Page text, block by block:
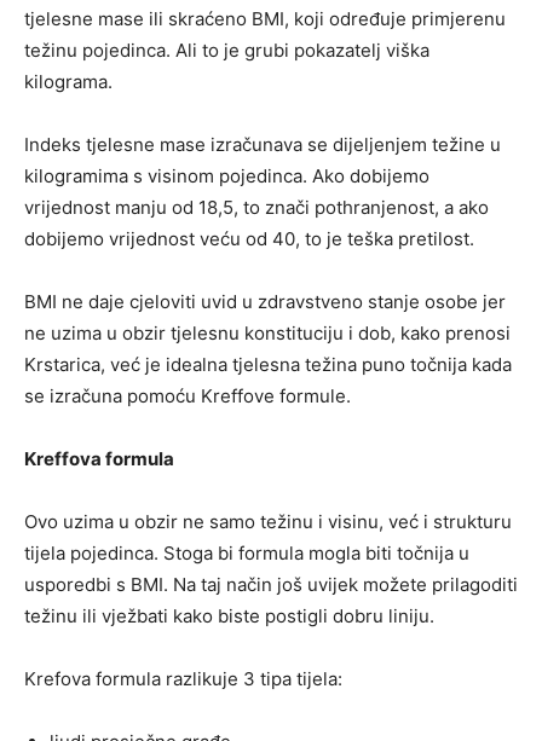
tjelesne mase ili skraćeno BMI, koji određuje primjerenu
težinu pojedinca. Ali to je grubi pokazatelj viška
kilograma.
Indeks tjelesne mase izračunava se dijeljenjem težine u
kilogramima s visinom pojedinca. Ako dobijemo
vrijednost manju od 18,5, to znači pothranjenost, a ako
dobijemo vrijednost veću od 40, to je teška pretilost.
BMI ne daje cjeloviti uvid u zdravstveno stanje osobe jer
ne uzima u obzir tjelesnu konstituciju i dob, kako prenosi
Krstarica, već je idealna tjelesna težina puno točnija kada
se izračuna pomoću Kreffove formule.
Kreffova formula
Ovo uzima u obzir ne samo težinu i visinu, već i strukturu
tijela pojedinca. Stoga bi formula mogla biti točnija u
usporedbi s BMI. Na taj način još uvijek možete prilagoditi
težinu ili vježbati kako biste postigli dobru liniju.
Krefova formula razlikuje 3 tipa tijela: